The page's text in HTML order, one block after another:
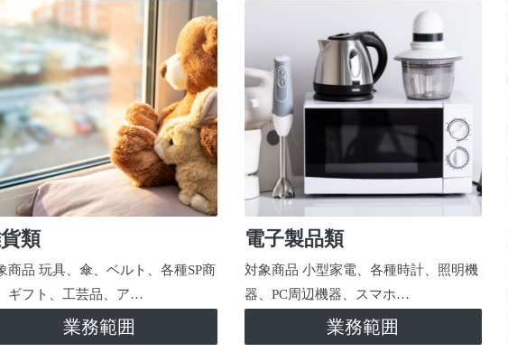
類
商品 玩具、傘、ベルト、各種SP商
ギフト、工芸品、ア…
業務範囲
電子製品類
対象商品 小型家電、各種時計、照明機
器、PC周辺機器、スマホ…
業務範囲